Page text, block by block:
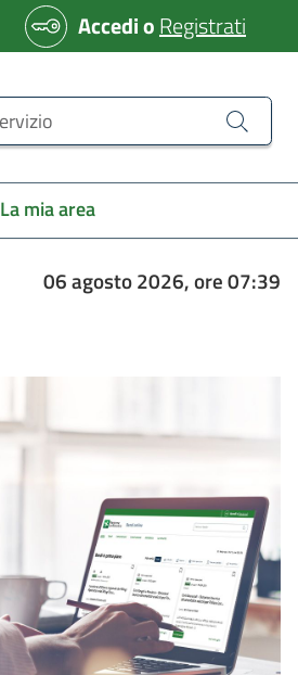
AccedioRegistrati
La mia area
06 agosto 2026, ore 07:39